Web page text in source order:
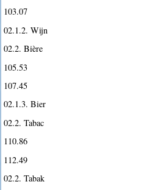
103.07
02.1.2. Wijn
02.2. Bière
105.53
107.45
02.1.3. Bier
02.2. Tabac
110.86
112.49
02.2. Tabak